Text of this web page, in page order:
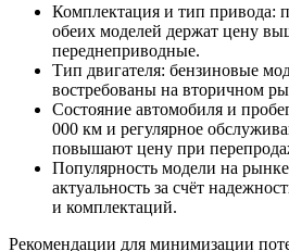
Комплектация и тип привода:
обеих моделей держат цену
переднеприводные.
Тип двигателя: бензиновые
востребованы на вторичном
Состояние автомобиля и
000 км и регулярное
повышают цену при
Популярность модели на
актуальность за счёт
и комплектаций.
Рекомендации для минимизации